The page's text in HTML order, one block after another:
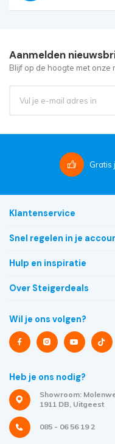
Aanmelden
Blijf op de hoogte met
Gratis
Klantenservice
Snel regelen in je
Hulp en inspiratie
Over Steigerdeals
Wil je ons volgen?
Heb je ons nodig?
Showroom:
1911 DB, Uitgeest
085 - 06 56 19 2